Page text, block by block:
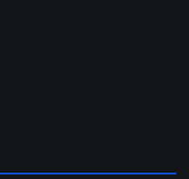
& More este un proiect
de Sănătatea Press
și economice a sistemului